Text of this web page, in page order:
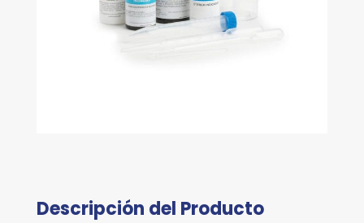
Descripción del Producto